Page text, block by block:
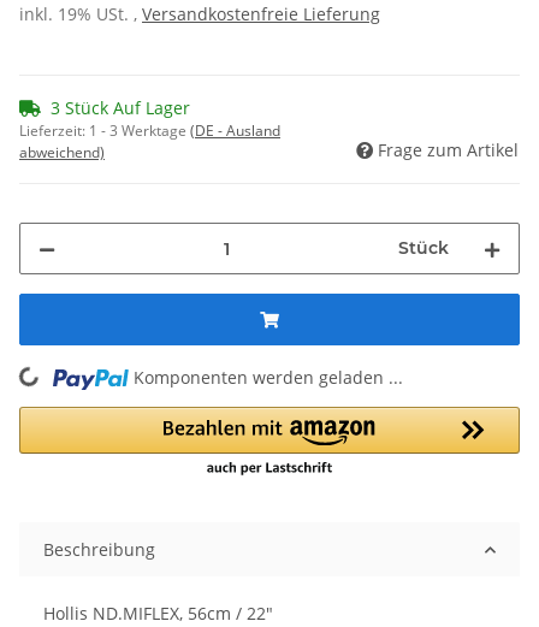
inkl. 19% USt. , Versandkostenfreie Lieferung
3 Stück Auf Lager
Lieferzeit: 1 - 3 Werktage (DE - Ausland
abweichend)
Frage zum Artikel
Stück
Loading... Komponenten werden geladen ...
Beschreibung
Hollis ND.MIFLEX, 56cm / 22"